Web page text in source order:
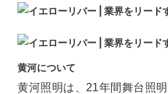
黄河について
黄河照明は、21年間舞台照